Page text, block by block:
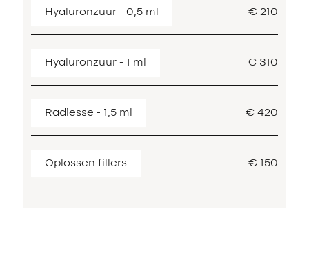
Hyaluronzuur - 0,5 ml € 210
Hyaluronzuur - 1 ml € 310
Radiesse - 1,5 ml € 420
Oplossen fillers € 150